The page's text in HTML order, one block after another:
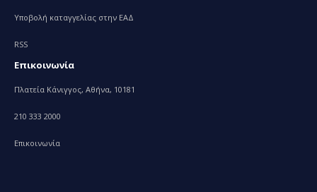
Υποβολή καταγγελίας στην ΕΑΔ
RSS
Επικοινωνία
Πλατεία Κάνιγγος, Αθήνα, 10181
210 333 2000
Επικοινωνία